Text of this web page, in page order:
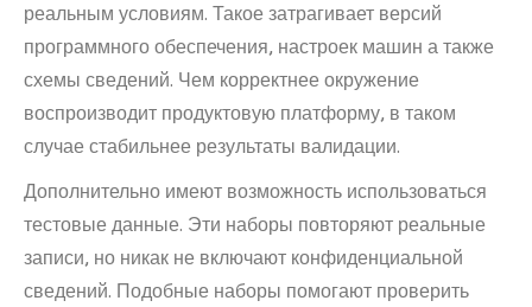
реальным условиям. Такое затрагивает версий
программного обеспечения, настроек машин а также
схемы сведений. Чем корректнее окружение
воспроизводит продуктовую платформу, в таком
случае стабильнее результаты валидации.
Дополнительно имеют возможность использоваться
тестовые данные. Эти наборы повторяют реальные
записи, но никак не включают конфиденциальной
сведений. Подобные наборы помогают проверить